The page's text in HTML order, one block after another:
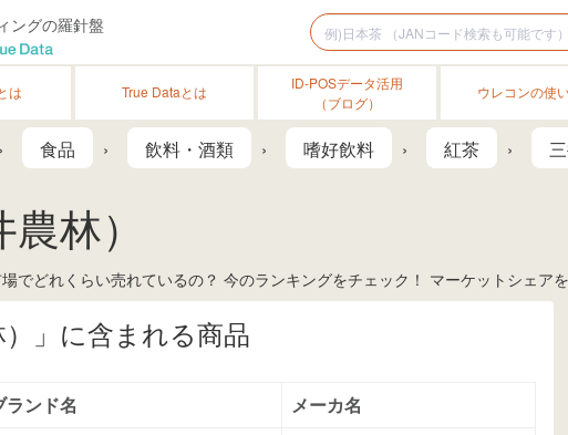
ングの羅針盤
は True Dataとは
ID-POSデータ活用
（ブログ）
ウレコンの使
食品 飲料・酒類 嗜好飲料 紅茶
林）
でどれくらい売れているの？ 今のランキングをチェック！ マーケットシェ
）」に含まれる商品
ランド名
メーカ名